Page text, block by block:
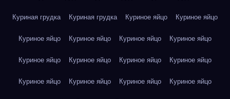
Куриная грудка Куриная грудка Куриное яйцо Куриное яйцо
Куриное яйцо Куриное яйцо Куриное яйцо Куриное яйцо
Куриное яйцо Куриное яйцо Куриное яйцо Куриное яйцо
Куриное яйцо Куриное яйцо Куриное яйцо Куриное яйцо